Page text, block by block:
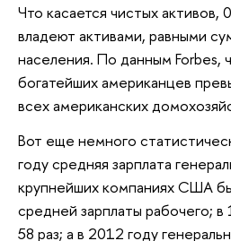
Что касается чистых активов,
владеют активами, равными
населения. По данным Forbes,
богатейших американцев
всех американских
Вот еще немного
году средняя зарплата
крупнейших компаниях США
средней зарплаты рабочего;
58 раз; а в 2012 году